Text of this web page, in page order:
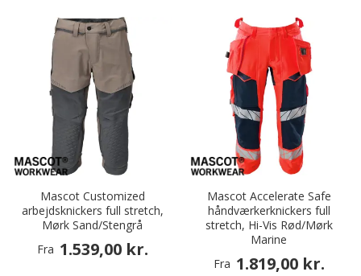
Mascot Customized
arbejdsknickers full stretch,
Mørk Sand/Stengrå
Fra 1.539,00 kr.
Mascot Accelerate Safe
håndværkerknickers full
stretch, Hi-Vis Rød/Mørk
Marine
Fra 1.819,00 kr.